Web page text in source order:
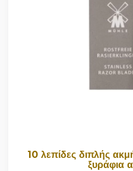
10 λεπίδες διπλής
ξυράφια